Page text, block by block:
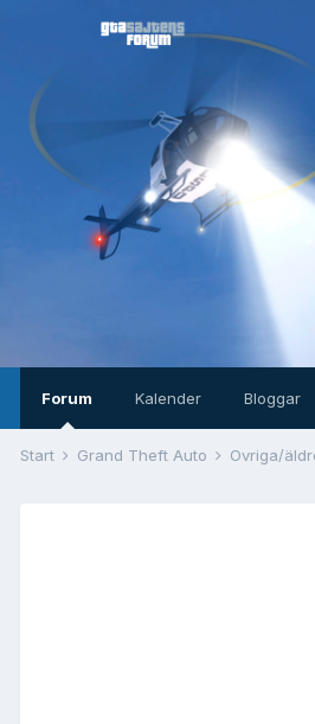
Forum Kalender Bloggar
Start Grand Theft Auto Övriga/